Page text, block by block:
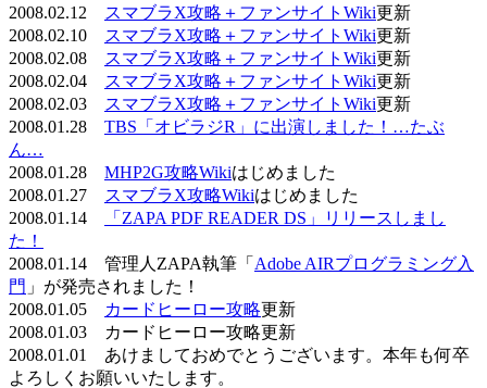
2008.02.12
スマブラX攻略＋ファンサイトWiki更新
2008.02.10
スマブラX攻略＋ファンサイトWiki更新
2008.02.08
スマブラX攻略＋ファンサイトWiki更新
2008.02.04
スマブラX攻略＋ファンサイトWiki更新
2008.02.03
スマブラX攻略＋ファンサイトWiki更新
2008.01.28 TBS「オビラジR」に出演しました！…たぶ
ん…
2008.01.28 MHP2G攻略Wikiはじめました
2008.01.27
スマブラX攻略Wikiはじめました
2008.01.14
「ZAPA PDF READER DS」リリースしまし
た！
2008.01.14 管理人ZAPA執筆「 Adobe AIRプログラミング入
門 」が発売されました！
2008.01.05
カードヒーロー攻略更新
2008.01.03 カードヒーロー攻略更新
2008.01.01 あけましておめでとうございます。本年も何卒
よろしくお願いいたします。